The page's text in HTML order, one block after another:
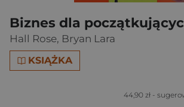
Biznes dla
Hall Rose, Bryan Lara
KSIĄŻKA
44,90 zł -